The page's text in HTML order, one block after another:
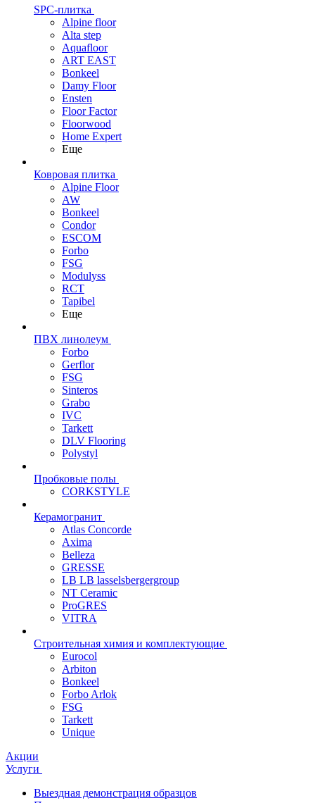
SPC-плитка
Alpine floor
Alta step
Aquafloor
ART EAST
Bonkeel
Damy Floor
Ensten
Floor Factor
Floorwood
Home Expert
Еще
Ковровая плитка
Alpine Floor
AW
Bonkeel
Condor
ESCOM
Forbo
FSG
Modulyss
RCT
Tapibel
Еще
ПВХ линолеум
Forbo
Gerflor
FSG
Sinteros
Grabo
IVC
Tarkett
DLV Flooring
Polystyl
Пробковые полы
CORKSTYLE
Керамогранит
Atlas Concorde
Axima
Belleza
GRESSE
LB LB lasselsbergergroup
NT Ceramic
ProGRES
VITRA
Строительная химия и комплектующие
Eurocol
Arbiton
Bonkeel
Forbo Arlok
FSG
Tarkett
Unique
Акции
Услуги
Выездная демонстрация образцов